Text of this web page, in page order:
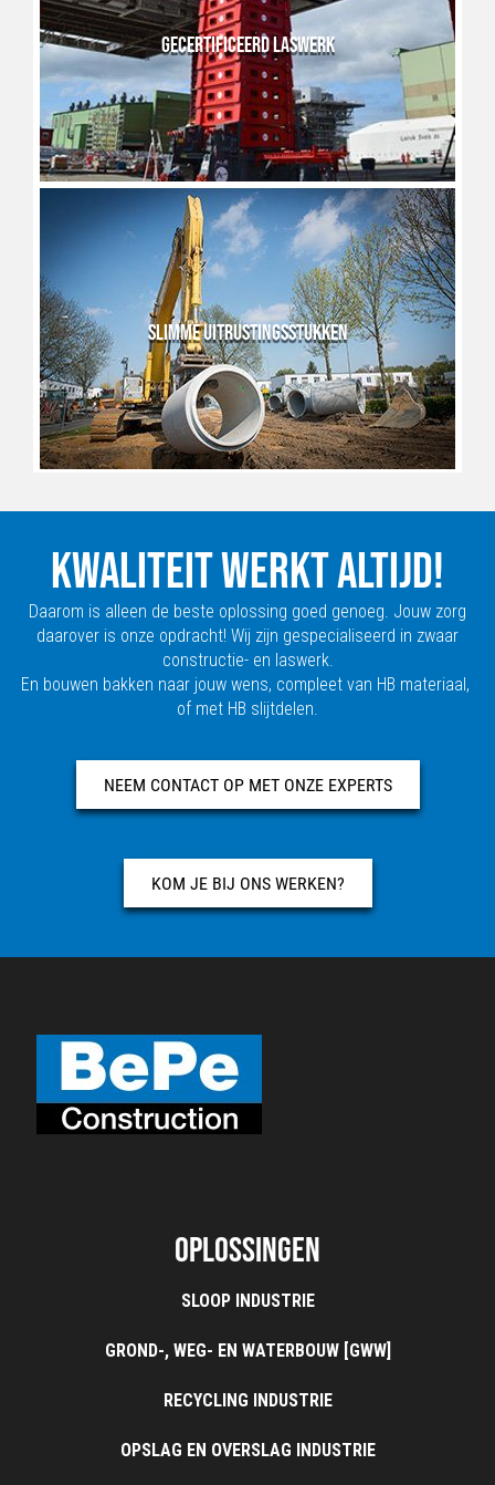
GECERTIFICEERD LASWERK
SLIMME UITRUSTINGSSTUKKEN
KWALITEIT WERKT ALTIJD!
Daarom is alleen de beste oplossing goed genoeg. Jouw zorg
daarover is onze opdracht! Wij zijn gespecialiseerd in zwaar
constructie- en laswerk.
En bouwen bakken naar jouw wens, compleet van HB materiaal,
of met HB slijtdelen.
NEEM CONTACT OP MET ONZE EXPERTS
KOM JE BIJ ONS WERKEN?
Oplossingen
SLOOP INDUSTRIE
GROND-, WEG- EN WATERBOUW [GWW]
RECYCLING INDUSTRIE
OPSLAG EN OVERSLAG INDUSTRIE